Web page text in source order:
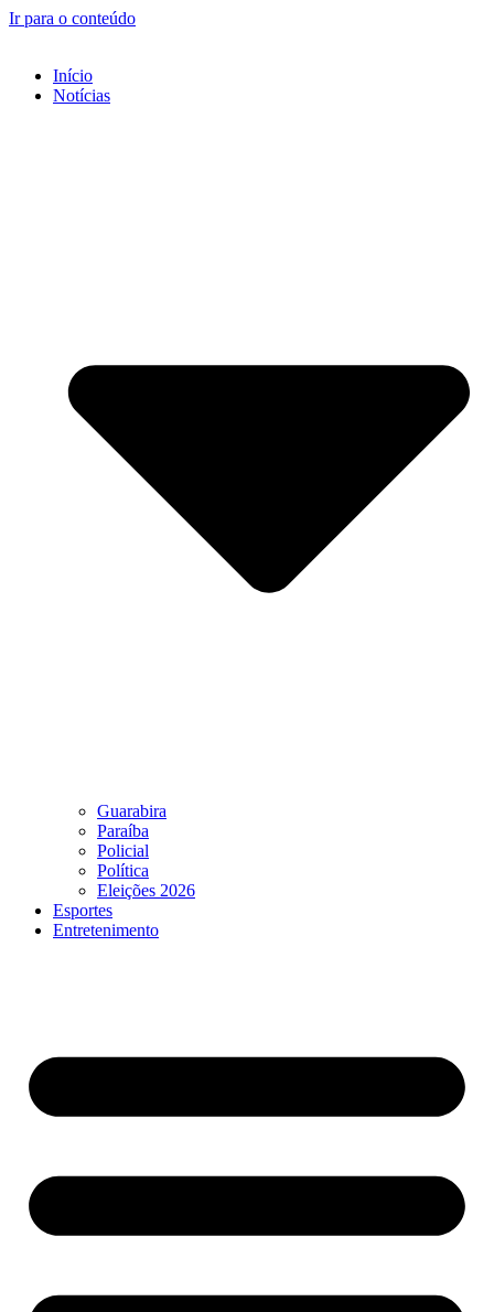
Ir para o conteúdo
Início
Notícias
Guarabira
Paraíba
Policial
Política
Eleições 2026
Esportes
Entretenimento